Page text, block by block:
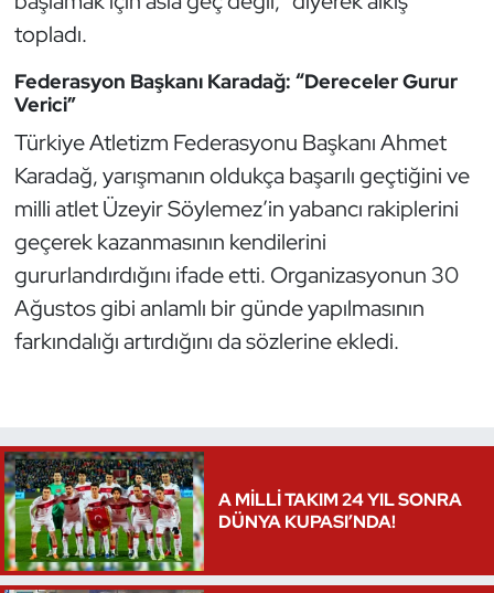
topladı.
Federasyon Başkanı Karadağ: “Dereceler Gurur
Verici”
Türkiye Atletizm Federasyonu Başkanı Ahmet
Karadağ, yarışmanın oldukça başarılı geçtiğini ve
milli atlet Üzeyir Söylemez’in yabancı rakiplerini
geçerek kazanmasının kendilerini
gururlandırdığını ifade etti. Organizasyonun 30
Ağustos gibi anlamlı bir günde yapılmasının
farkındalığı artırdığını da sözlerine ekledi.
A MİLLİ TAKIM 24 YIL SONRA
DÜNYA KUPASI’NDA!
Triatlon
Voleybol
Vücut Geliştirme Fitness
Wushu Kungfu
Yelken
Yüzme